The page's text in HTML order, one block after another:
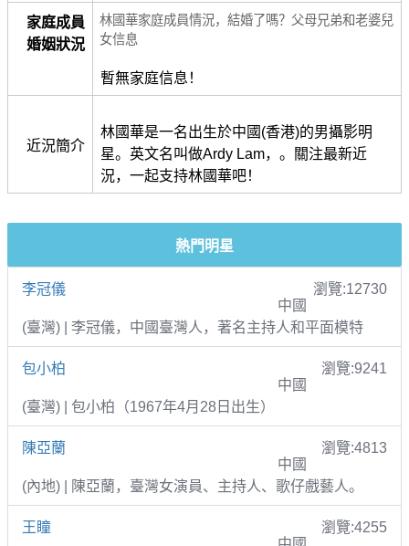
家庭成員
婚姻狀況
林國華家庭成員情況，結婚了嗎？父母兄弟和老婆兒
女信息
暫無家庭信息！
近況簡介
林國華是一名出生於中國(香港)的男攝影明
星。英文名叫做Ardy Lam，。關注最新近
況，一起支持林國華吧！
熱門明星
李冠儀
瀏覽:12730
中國
(臺灣) | 李冠儀，中國臺灣人，著名主持人和平面模特
包小柏
瀏覽:9241
中國
(臺灣) | 包小柏（1967年4月28日出生）
陳亞蘭
瀏覽:4813
中國
(內地) | 陳亞蘭，臺灣女演員、主持人、歌仔戲藝人。
王瞳
瀏覽:4255